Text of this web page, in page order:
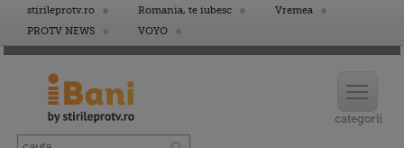
stirileprotv.ro Romania, te iubesc
Vremea
PROTV NEWS
VOYO